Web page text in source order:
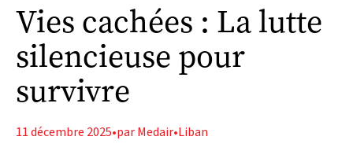
Vies cachées : La lutte
silencieuse pour
survivre
11 décembre 2025•par Medair•Liban